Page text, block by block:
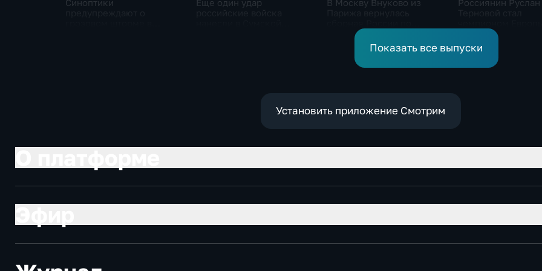
Синоптики
Еще один удар
В Москву Внуково из
синхронному плаванию
Россиянин Руслан
прыжках в воду с
метровой вышки
Показать все выпуски
Установить приложение Смотрим